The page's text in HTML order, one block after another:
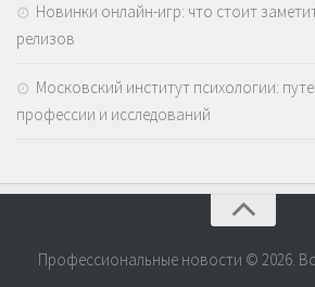
Новинки онлайн-игр: что стоит
релизов
Московский институт психологии:
профессии и исследований
Профессиональные новости © 2026.